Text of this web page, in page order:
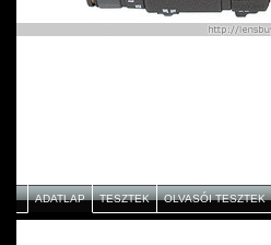
ADATLAP TESZTEK OLVASÓI TESZTEK